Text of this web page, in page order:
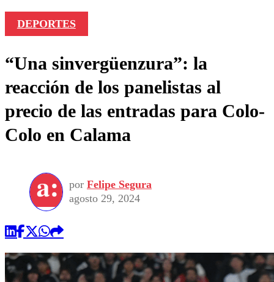
DEPORTES
“Una sinvergüenzura”: la
reacción de los panelistas al
precio de las entradas para Colo-
Colo en Calama
por Felipe Segura
agosto 29, 2024